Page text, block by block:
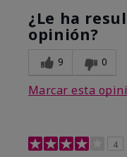
¿Le ha
opinión?
9 0
Marcar esta
4